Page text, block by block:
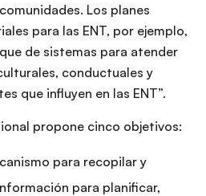
Los planes
para las ENT, por ejemplo,
de sistemas para atender
conductuales y
que influyen en las ENT”.
propone cinco objetivos:
para recopilar y
para planificar,